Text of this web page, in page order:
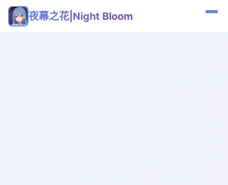
夜幕之花|Night Bloom